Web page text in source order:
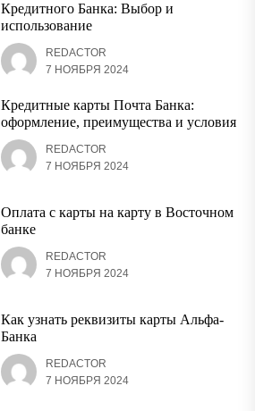
Кредитного Банка: Выбор и
использование
REDACTOR
7 НОЯБРЯ 2024
Кредитные карты Почта Банка:
оформление, преимущества и условия
REDACTOR
7 НОЯБРЯ 2024
Оплата с карты на карту в Восточном
банке
REDACTOR
7 НОЯБРЯ 2024
Как узнать реквизиты карты Альфа-
Банка
REDACTOR
7 НОЯБРЯ 2024